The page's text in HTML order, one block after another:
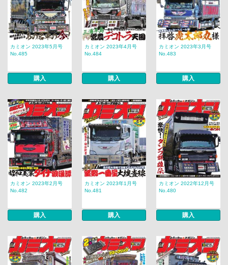
カミオン 2023年5月号
No.485
購入
カミオン 2023年4月号
No.484
購入
カミオン 2023年3月号
No.483
購入
カミオン 2023年2月号
No.482
購入
カミオン 2023年1月号
No.481
購入
カミオン 2022年12月号
No.480
購入